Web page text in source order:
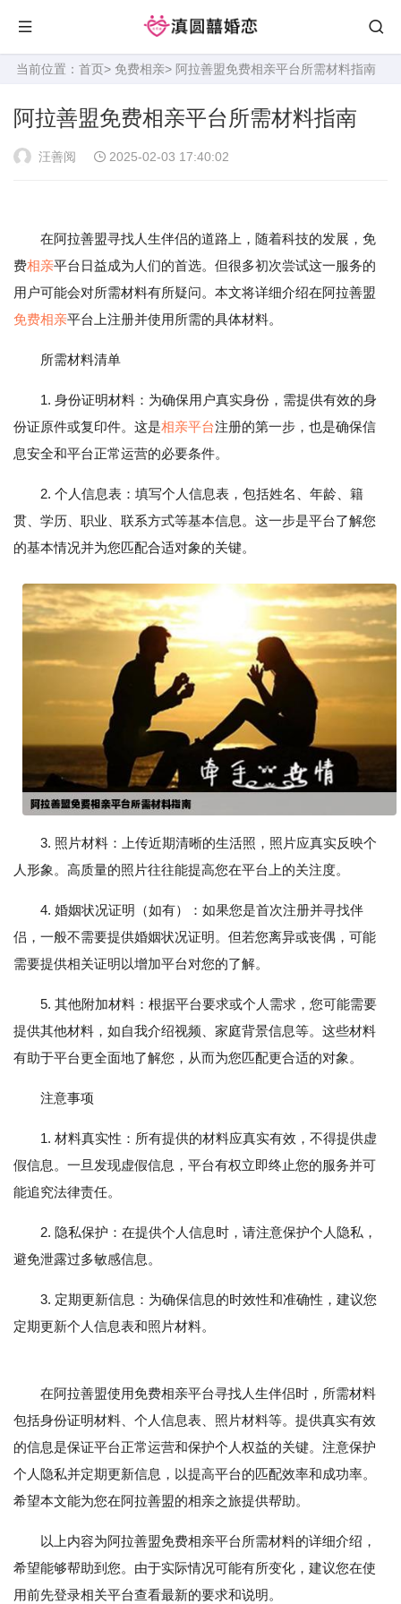
当前位置： 首页> 免费相亲> 阿拉善盟免费相亲平台所需材料指南
阿拉善盟免费相亲平台所需材料指南
汪善阅 2025-02-03 17:40:02
在阿拉善盟寻找人生伴侣的道路上，随着科技的发展，免
费相亲平台日益成为人们的首选。但很多初次尝试这一服务的
用户可能会对所需材料有所疑问。本文将详细介绍在阿拉善盟
免费相亲平台上注册并使用所需的具体材料。
所需材料清单
1. 身份证明材料：为确保用户真实身份，需提供有效的身
份证原件或复印件。这是相亲平台注册的第一步，也是确保信
息安全和平台正常运营的必要条件。
2. 个人信息表：填写个人信息表，包括姓名、年龄、籍
贯、学历、职业、联系方式等基本信息。这一步是平台了解您
的基本情况并为您匹配合适对象的关键。
3. 照片材料：上传近期清晰的生活照，照片应真实反映个
人形象。高质量的照片往往能提高您在平台上的关注度。
4. 婚姻状况证明（如有）：如果您是首次注册并寻找伴
侣，一般不需要提供婚姻状况证明。但若您离异或丧偶，可能
需要提供相关证明以增加平台对您的了解。
5. 其他附加材料：根据平台要求或个人需求，您可能需要
提供其他材料，如自我介绍视频、家庭背景信息等。这些材料
有助于平台更全面地了解您，从而为您匹配更合适的对象。
注意事项
1. 材料真实性：所有提供的材料应真实有效，不得提供虚
假信息。一旦发现虚假信息，平台有权立即终止您的服务并可
能追究法律责任。
2. 隐私保护：在提供个人信息时，请注意保护个人隐私，
避免泄露过多敏感信息。
3. 定期更新信息：为确保信息的时效性和准确性，建议您
定期更新个人信息表和照片材料。
在阿拉善盟使用免费相亲平台寻找人生伴侣时，所需材料
包括身份证明材料、个人信息表、照片材料等。提供真实有效
的信息是保证平台正常运营和保护个人权益的关键。注意保护
个人隐私并定期更新信息，以提高平台的匹配效率和成功率。
希望本文能为您在阿拉善盟的相亲之旅提供帮助。
以上内容为阿拉善盟免费相亲平台所需材料的详细介绍，
希望能够帮助到您。由于实际情况可能有所变化，建议您在使
用前先登录相关平台查看最新的要求和说明。